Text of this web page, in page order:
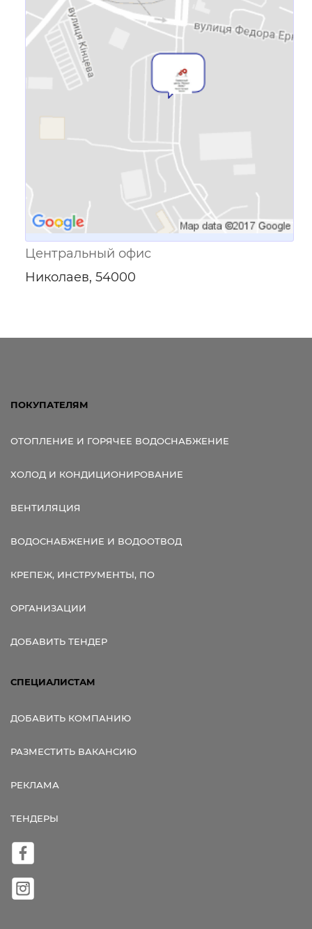
Ссылка для мобильных устройств
Центральный офис
Николаев, 54000
ПОКУПАТЕЛЯМ
ОТОПЛЕНИЕ И ГОРЯЧЕЕ ВОДОСНАБЖЕНИЕ
ХОЛОД И КОНДИЦИОНИРОВАНИЕ
ВЕНТИЛЯЦИЯ
ВОДОСНАБЖЕНИЕ И ВОДООТВОД
КРЕПЕЖ, ИНСТРУМЕНТЫ, ПО
ОРГАНИЗАЦИИ
ДОБАВИТЬ ТЕНДЕР
СПЕЦИАЛИСТАМ
ДОБАВИТЬ КОМПАНИЮ
РАЗМЕСТИТЬ ВАКАНСИЮ
РЕКЛАМА
ТЕНДЕРЫ